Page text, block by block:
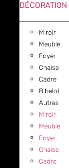
DÉCORATION
Miroir
Meuble
Foyer
Chaise
Cadre
Bibelot
Autres
Miroir
Meuble
Foyer
Chaise
Cadre